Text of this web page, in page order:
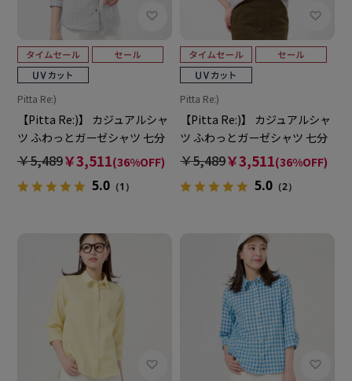
Pitta Re:)
【Pitta Re:)】 カジュアルシャ
ツ ふわっとガーゼシャツ 七分
袖 綿100% レディース
￥5,489￥3,511(36%OFF)
5.0（1）
Pitta Re:)
【Pitta Re:)】 カジュアルシャ
ツ ふわっとガーゼシャツ 七分
袖 綿100% レディース
￥5,489￥3,511(36%OFF)
5.0 （2）